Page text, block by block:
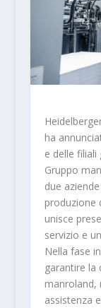
ha
e delle filiali
Gruppo
due
produzione
unisce
servizio e
Nella fase
garantire la
manroland,
assistenza